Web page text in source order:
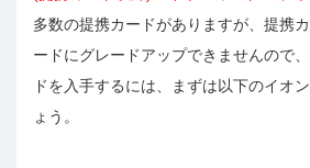
多数の提携カードがありますが、提携
ードにグレードアップできませんので
ドを入手するには、まずは以下のイオ
ょう。